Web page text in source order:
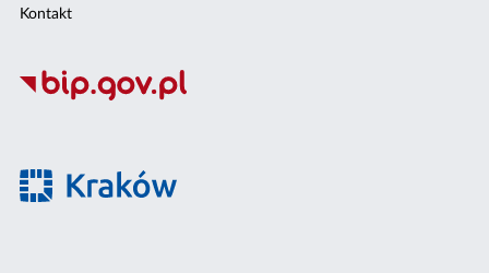
Kontakt